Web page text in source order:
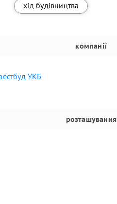
хід будівництва
компанії
УКБ
розташування